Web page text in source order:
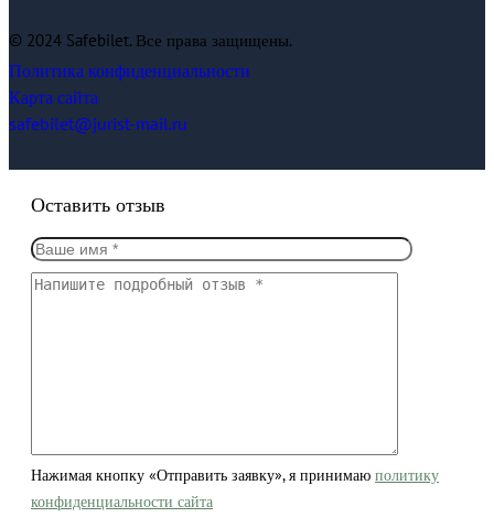
© 2024 Safebilet. Все права защищены.
Политика конфиденциальности
Карта сайта
safebilet@jurist-mail.ru
Оставить отзыв
Нажимая кнопку «Отправить заявку», я принимаю политику
конфиденциальности сайта